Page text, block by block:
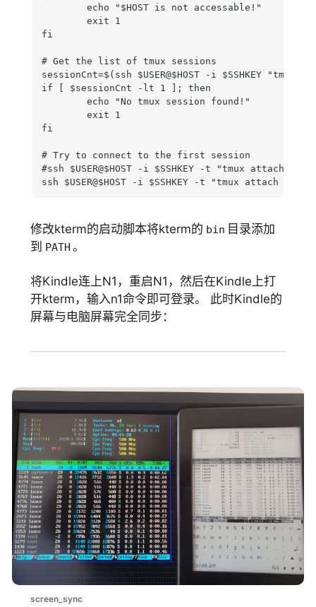
	echo "$HOST is not accessable!"
	exit 1
fi
# Get the list of tmux sessions
sessionCnt=$(ssh $USER@$HOST -i $SSHKEY
if [ $sessionCnt -lt 1 ]; then
	echo "No tmux session found!"
	exit 1
fi
# Try to connect to the first session
#ssh $USER@$HOST -i $SSHKEY -t "tmux attach"
ssh $USER@$HOST -i $SSHKEY -t "tmux attach -d"
修改kterm的启动脚本将kterm的 bin 目录添加
到 PATH 。
将Kindle连上N1，重启N1，然后在Kindle上打
开kterm，输入n1命令即可登录。 此时Kindle的
屏幕与电脑屏幕完全同步：
screen_sync